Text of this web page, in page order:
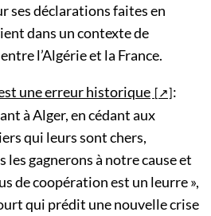
ses déclarations faites en
dans un contexte de
l’Algérie et la France.
une erreur historique
:
à Alger, en cédant aux
qui leurs sont chers,
les gagnerons à notre cause et
de coopération est un leurre »,
qui prédit une nouvelle crise